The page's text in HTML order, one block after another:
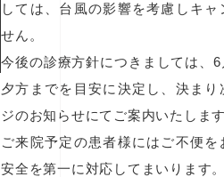
しては、台風の影響を考慮しキャ
せん。
今後の診療方針につきましては、 6
夕方までを目安に決定し、決まり
ジのお知らせにてご案内いたします
ご来院予定の患者様にはご不便を
安全を第一に対応してまいります。